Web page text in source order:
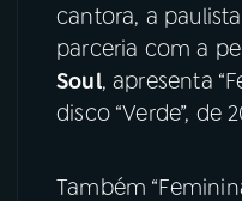
cantora, a paulista
parceria com a
Soul, apresenta
disco “Verde”, de
Também